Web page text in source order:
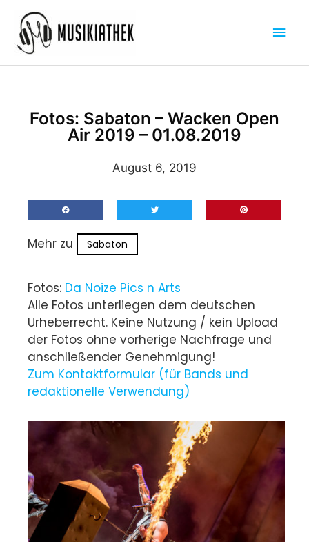
Inhalt
springen
Fotos: Sabaton – Wacken Open
Air 2019 – 01.08.2019
August 6, 2019
Mehr zu Sabaton
Fotos: Da Noize Pics n Arts
Alle Fotos unterliegen dem deutschen
Urheberrecht. Keine Nutzung / kein Upload
der Fotos ohne vorherige Nachfrage und
anschließender Genehmigung!
Zum Kontaktformular (für Bands und
redaktionelle Verwendung)